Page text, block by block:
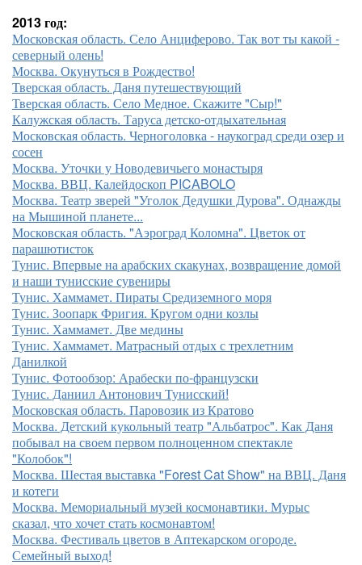
2013 год:
Московская область. Село Анциферово. Так вот ты какой -
северный олень!
Москва. Окунуться в Рождество!
Тверская область. Даня путешествующий
Тверская область. Село Медное. Скажите "Сыр!"
Калужская область. Таруса детско-отдыхательная
Московская область. Черноголовка - наукоград среди озер и
сосен
Москва. Уточки у Новодевичьего монастыря
Москва. ВВЦ. Калейдоскоп PICABOLO
Москва. Театр зверей "Уголок Дедушки Дурова". Однажды
на Мышиной планете...
Московская область. "Аэроград Коломна". Цветок от
парашютисток
Тунис. Впервые на арабских скакунах, возвращение домой
и наши тунисские сувениры
Тунис. Хаммамет. Пираты Средиземного моря
Тунис. Зоопарк Фригия. Кругом одни козлы
Тунис. Хаммамет. Две медины
Тунис. Хаммамет. Матрасный отдых с трехлетним
Данилкой
Тунис. Фотообзор: Арабески по-французски
Тунис. Даниил Антонович Тунисский!
Московская область. Паровозик из Кратово
Москва. Детский кукольный театр "Альбатрос". Как Даня
побывал на своем первом полноценном спектакле
"Колобок"!
Москва. Шестая выставка "Forest Cat Show" на ВВЦ. Даня
и котеги
Москва. Мемориальный музей космонавтики. Мурыс
сказал, что хочет стать космонавтом!
Москва. Фестиваль цветов в Аптекарском огороде.
Семейный выход!